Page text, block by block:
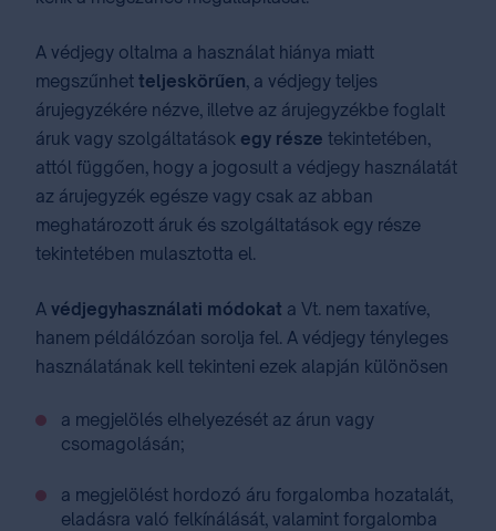
A védjegy oltalma a használat hiánya miatt
megszűnhet teljeskörűen, a védjegy teljes
árujegyzékére nézve, illetve az árujegyzékbe foglalt
áruk vagy szolgáltatások egy része tekintetében,
attól függően, hogy a jogosult a védjegy használatát
az árujegyzék egésze vagy csak az abban
meghatározott áruk és szolgáltatások egy része
tekintetében mulasztotta el.
A védjegyhasználati módokat a Vt. nem taxatíve,
hanem példálózóan sorolja fel. A védjegy tényleges
használatának kell tekinteni ezek alapján különösen
a megjelölés elhelyezését az árun vagy
csomagolásán;
a megjelölést hordozó áru forgalomba hozatalát,
eladásra való felkínálását, valamint forgalomba